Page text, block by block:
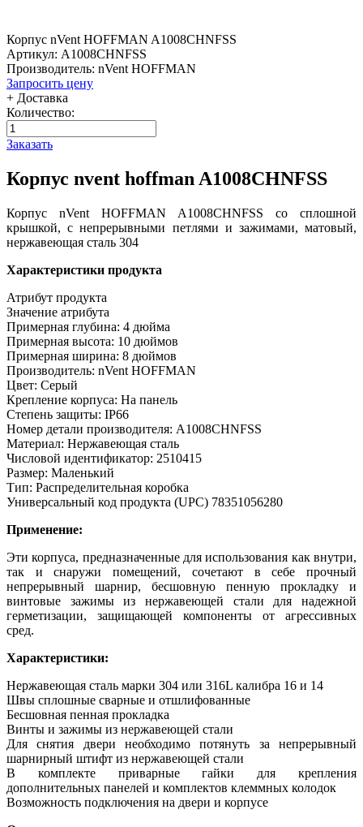
Корпус nVent HOFFMAN A1008CHNFSS
Артикул: A1008CHNFSS
Производитель: nVent HOFFMAN
Запросить цену
+ Доставка
Количество:
Заказать
Корпус nvent hoffman A1008CHNFSS
Корпус nVent HOFFMAN A1008CHNFSS со сплошной
крышкой, с непрерывными петлями и зажимами, матовый,
нержавеющая сталь 304
Характеристики продукта
Атрибут продукта
Значение атрибута
Примерная глубина: 4 дюйма
Примерная высота: 10 дюймов
Примерная ширина: 8 дюймов
Производитель: nVent HOFFMAN
Цвет: Серый
Крепление корпуса: На панель
Степень защиты: IP66
Номер детали производителя: A1008CHNFSS
Материал: Нержавеющая сталь
Числовой идентификатор: 2510415
Размер: Маленький
Тип: Распределительная коробка
Универсальный код продукта (UPC) 78351056280
Применение:
Эти корпуса, предназначенные для использования как внутри,
так и снаружи помещений, сочетают в себе прочный
непрерывный шарнир, бесшовную пенную прокладку и
винтовые зажимы из нержавеющей стали для надежной
герметизации, защищающей компоненты от агрессивных
сред.
Характеристики:
Нержавеющая сталь марки 304 или 316L калибра 16 и 14
Швы сплошные сварные и отшлифованные
Бесшовная пенная прокладка
Винты и зажимы из нержавеющей стали
Для снятия двери необходимо потянуть за непрерывный
шарнирный штифт из нержавеющей стали
В комплекте приварные гайки для крепления
дополнительных панелей и комплектов клеммных колодок
Возможность подключения на двери и корпусе